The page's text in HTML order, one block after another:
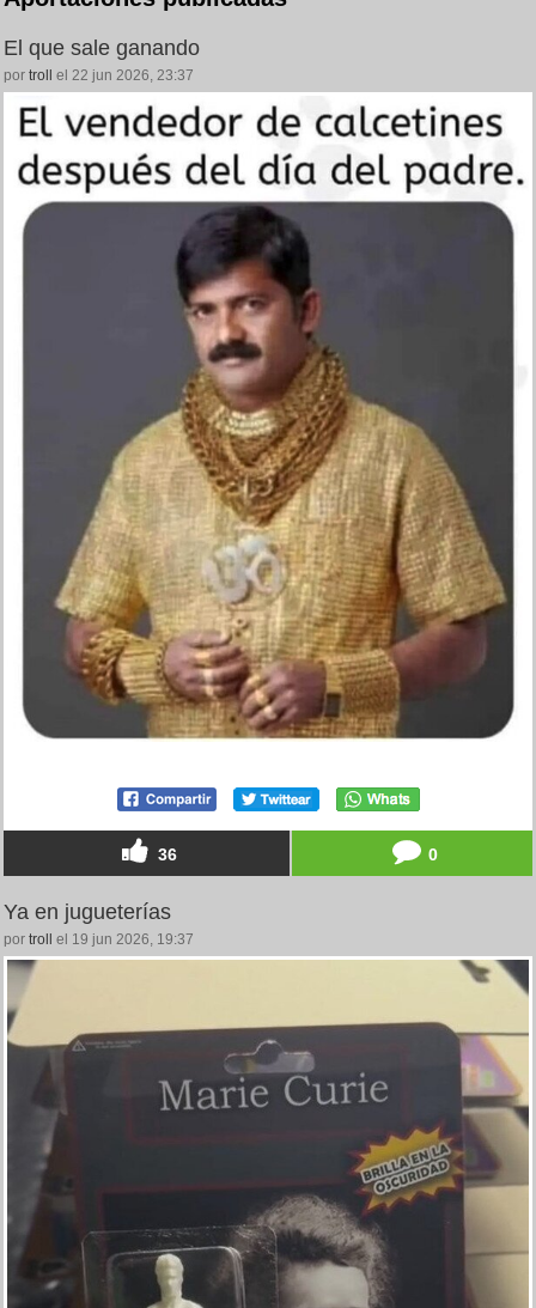
El que sale ganando
por troll el 22 jun 2026, 23:37
36 0
Ya en jugueterías
por troll el 19 jun 2026, 19:37